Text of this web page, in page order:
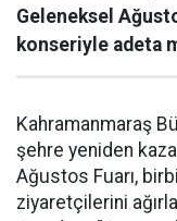
Geleneksel
konseriyle adeta
Kahramanmaraş
şehre yeniden
Ağustos Fuarı,
ziyaretçilerini